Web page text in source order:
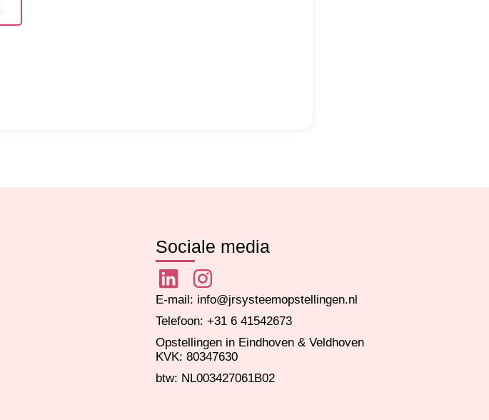
Sociale media
E-mail: info@jrsysteemopstellingen.nl
Telefoon: +31 6 41542673
Opstellingen in Eindhoven & Veldhoven
KVK: 80347630
btw: NL003427061B02